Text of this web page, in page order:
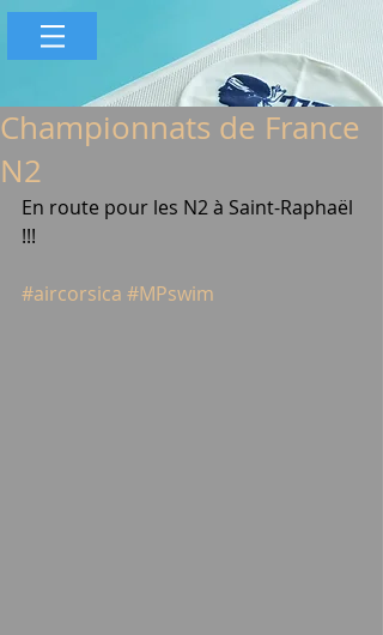
Championnats de France
N2
En route pour les N2 à Saint-Raphaël
!!!
#aircorsica #MPswim